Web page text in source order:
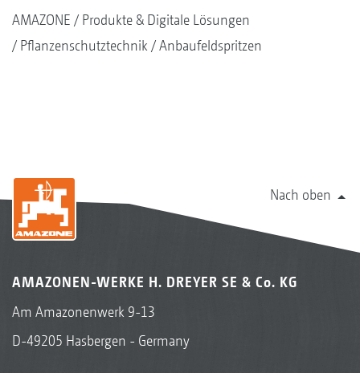
AMAZONE
Produkte & Digitale Lösungen
Pflanzenschutztechnik
Anbaufeldspritzen
Nach oben
AMAZONEN-WERKE H. DREYER SE & Co. KG
Am Amazonenwerk 9-13
D-49205 Hasbergen - Germany